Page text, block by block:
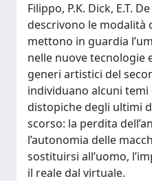
Filippo, P.K. Dick, E.T.
descrivono le modalità
mettono in guardia
nelle nuove tecnologie
generi artistici del
individuano alcuni
distopiche degli ultimi
scorso: la perdita
l’autonomia delle
sostituirsi all’uomo,
il reale dal virtuale.